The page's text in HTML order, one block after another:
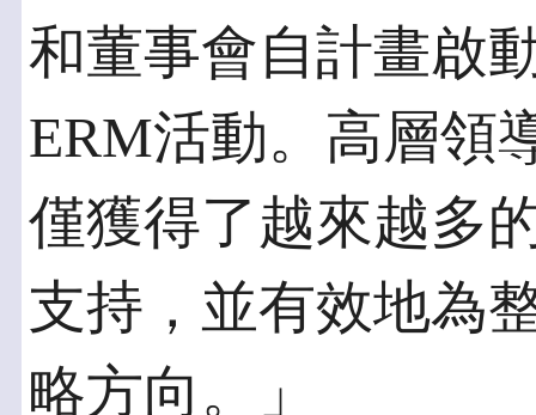
和董事會自計畫啟
ERM活動。高層領
僅獲得了越來越多
支持，並有效地為
略方向。」